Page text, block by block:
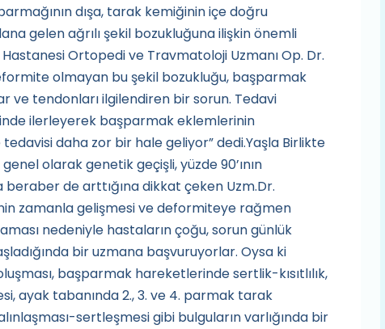
dışa, tarak kemiğinin içe doğru
gelen ağrılı şekil bozukluğuna ilişkin önemli
Ortopedi ve Travmatoloji Uzmanı Op. Dr.
olmayan bu şekil bozukluğu, başparmak
ve tendonları ilgilendiren bir sorun. Tedavi
ilerleyerek başparmak eklemlerinin
daha zor bir hale geliyor” dedi.Yaşla Birlikte
olarak genetik geçişli, yüzde 90’ının
de arttığına dikkat çeken Uzm.Dr.
zamanla gelişmesi ve deformiteye rağmen
nedeniyle hastaların çoğu, sorun günlük
bir uzmana başvuruyorlar. Oysa ki
başparmak hareketlerinde sertlik-kısıtlılık,
ayak tabanında 2., 3. ve 4. parmak tarak
sertleşmesi gibi bulguların varlığında bir